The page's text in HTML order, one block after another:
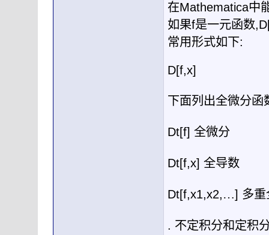
在Mathematica中
如果f是一元函数
常用形式如下:
D[f,x]
下面列出全微分函
Dt[f] 全微分
Dt[f,x] 全导数
Dt[f,x1,x2,…] 多重
. 不定积分和定积